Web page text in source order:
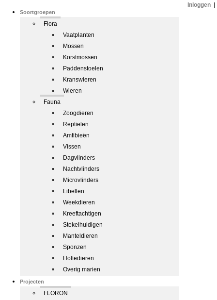
Soortgroepen
Flora
Vaatplanten
Mossen
Korstmossen
Paddenstoelen
Kranswieren
Wieren
Fauna
Zoogdieren
Reptielen
Amfibieën
Vissen
Dagvlinders
Nachtvlinders
Microvlinders
Libellen
Weekdieren
Kreeftachtigen
Stekelhuidigen
Manteldieren
Sponzen
Holtedieren
Overig marien
Projecten
FLORON
Inloggen